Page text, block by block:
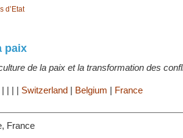
d’Etat
paix
de la paix et la transformation des
| | | | Switzerland | Belgium | France
France